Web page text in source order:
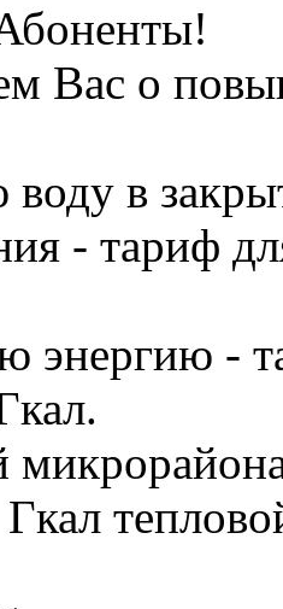
Вас о
в
- тариф
энергию -